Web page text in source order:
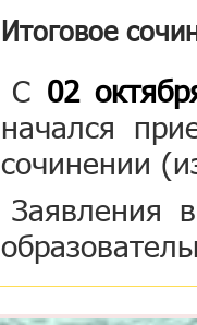
Итоговое
С 02
начался
сочинении
Заявления